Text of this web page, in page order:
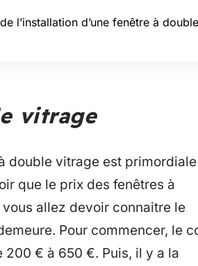
l’installation d’une fenêtre à double
vitrage
double vitrage est primordiale
que le prix des fenêtres à
allez devoir connaitre le
Pour commencer, le
200 € à 650 €. Puis, il y a la